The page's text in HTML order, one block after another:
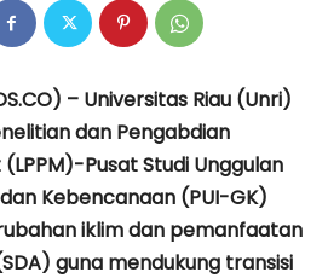
– Universitas Riau (Unri)
dan Pengabdian
Pusat Studi Unggulan
Kebencanaan (PUI-GK)
iklim dan pemanfaatan
guna mendukung transisi